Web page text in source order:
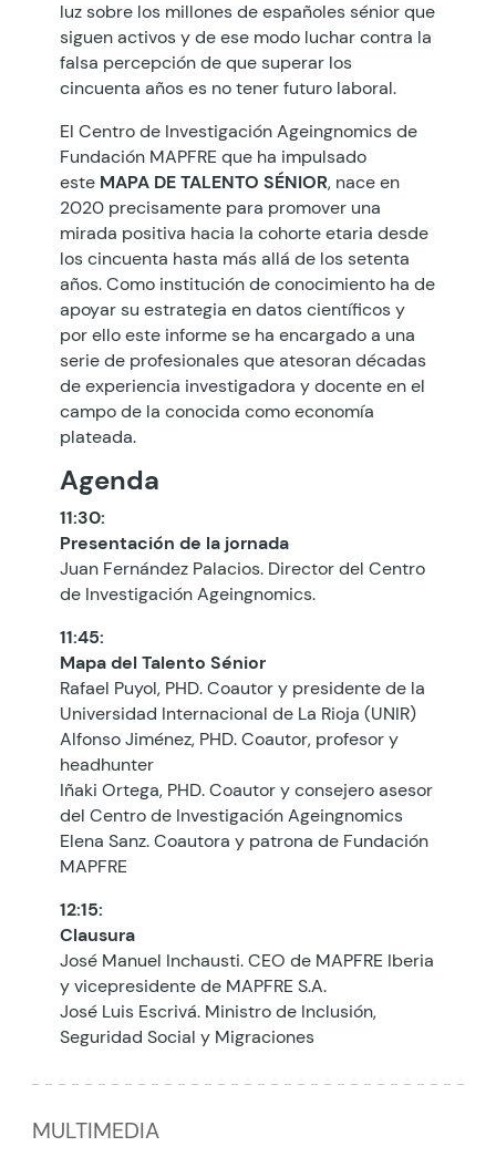
luz sobre los millones de españoles sénior que
siguen activos y de ese modo luchar contra la
falsa percepción de que superar los
cincuenta años es no tener futuro laboral.
El Centro de Investigación Ageingnomics de
Fundación MAPFRE que ha impulsado
este MAPA DE TALENTO SÉNIOR, nace en
2020 precisamente para promover una
mirada positiva hacia la cohorte etaria desde
los cincuenta hasta más allá de los setenta
años. Como institución de conocimiento ha de
apoyar su estrategia en datos científicos y
por ello este informe se ha encargado a una
serie de profesionales que atesoran décadas
de experiencia investigadora y docente en el
campo de la conocida como economía
plateada.
Agenda
11:30:
Presentación de la jornada
Juan Fernández Palacios. Director del Centro
de Investigación Ageingnomics.
11:45:
Mapa del Talento Sénior
Rafael Puyol, PHD. Coautor y presidente de la
Universidad Internacional de La Rioja (UNIR)
Alfonso Jiménez, PHD. Coautor, profesor y
headhunter
Iñaki Ortega, PHD. Coautor y consejero asesor
del Centro de Investigación Ageingnomics
Elena Sanz. Coautora y patrona de Fundación
MAPFRE
12:15:
Clausura
José Manuel Inchausti. CEO de MAPFRE Iberia
y vicepresidente de MAPFRE S.A.
José Luis Escrivá. Ministro de Inclusión,
Seguridad Social y Migraciones
MULTIMEDIA